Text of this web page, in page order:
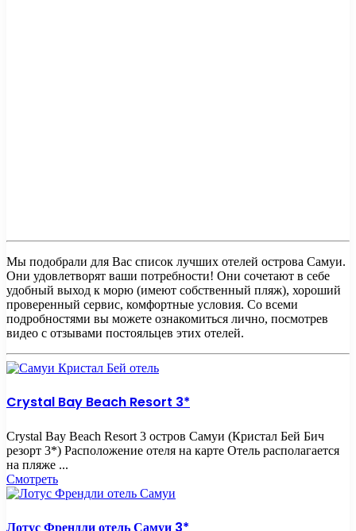
Мы подобрали для Вас список лучших отелей острова Самуи.
Они удовлетворят ваши потребности! Они сочетают в себе
удобный выход к морю (имеют собственный пляж), хороший
проверенный сервис, комфортные условия. Со всеми
подробностями вы можете ознакомиться лично, посмотрев
видео с отзывами постояльцев этих отелей.
Crystal Bay Beach Resort 3*
Crystal Bay Beach Resort 3 остров Самуи (Кристал Бей Бич
резорт 3*) Расположение отеля на карте Отель располагается
на пляже ...
Смотреть
Лотус Френдли отель Самуи 3*